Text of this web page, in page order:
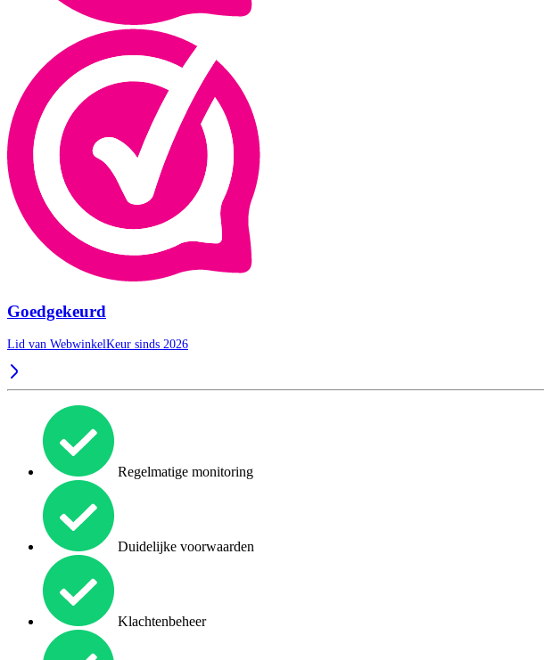
Goedgekeurd
Lid van WebwinkelKeur sinds 2026
Regelmatige monitoring
Duidelijke voorwaarden
Klachtenbeheer